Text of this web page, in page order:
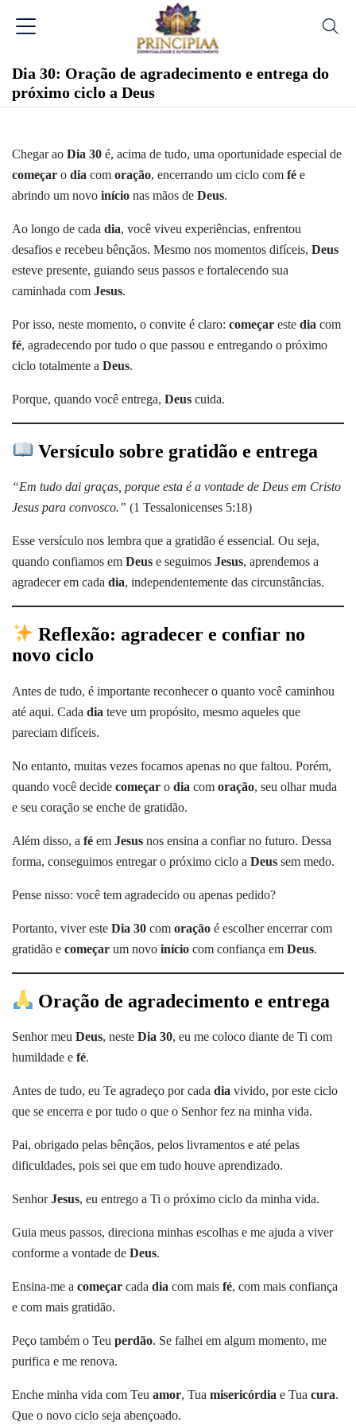
Dia 30: Oração de agradecimento e entrega do
próximo ciclo a Deus
Chegar ao Dia 30 é, acima de tudo, uma oportunidade especial de
começar o dia com oração, encerrando um ciclo com fé e
abrindo um novo início nas mãos de Deus.
Ao longo de cada dia, você viveu experiências, enfrentou
desafios e recebeu bênçãos. Mesmo nos momentos difíceis, Deus
esteve presente, guiando seus passos e fortalecendo sua
caminhada com Jesus.
Por isso, neste momento, o convite é claro: começar este dia com
fé, agradecendo por tudo o que passou e entregando o próximo
ciclo totalmente a Deus.
Porque, quando você entrega, Deus cuida.
Versículo sobre gratidão e entrega
“Em tudo dai graças, porque esta é a vontade de Deus em Cristo
Jesus para convosco.” (1 Tessalonicenses 5:18)
Esse versículo nos lembra que a gratidão é essencial. Ou seja,
quando confiamos em Deus e seguimos Jesus, aprendemos a
agradecer em cada dia, independentemente das circunstâncias.
Reflexão: agradecer e confiar no
novo ciclo
Antes de tudo, é importante reconhecer o quanto você caminhou
até aqui. Cada dia teve um propósito, mesmo aqueles que
pareciam difíceis.
No entanto, muitas vezes focamos apenas no que faltou. Porém,
quando você decide começar o dia com oração, seu olhar muda
e seu coração se enche de gratidão.
Além disso, a fé em Jesus nos ensina a confiar no futuro. Dessa
forma, conseguimos entregar o próximo ciclo a Deus sem medo.
Pense nisso: você tem agradecido ou apenas pedido?
Portanto, viver este Dia 30 com oração é escolher encerrar com
gratidão e começar um novo início com confiança em Deus.
Oração de agradecimento e entrega
Senhor meu Deus, neste Dia 30, eu me coloco diante de Ti com
humildade e fé.
Antes de tudo, eu Te agradeço por cada dia vivido, por este ciclo
que se encerra e por tudo o que o Senhor fez na minha vida.
Pai, obrigado pelas bênçãos, pelos livramentos e até pelas
dificuldades, pois sei que em tudo houve aprendizado.
SenhorJesus, eu entrego a Ti o próximo ciclo da minha vida.
Guia meus passos, direciona minhas escolhas e me ajuda a viver
conforme a vontade de Deus.
Ensina-me a começar cada dia com mais fé, com mais confiança
e com mais gratidão.
Peço também o Teu perdão. Se falhei em algum momento, me
purifica e me renova.
Enche minha vida com Teu amor, Tua misericórdia e Tua cura.
Que o novo ciclo seja abençoado.